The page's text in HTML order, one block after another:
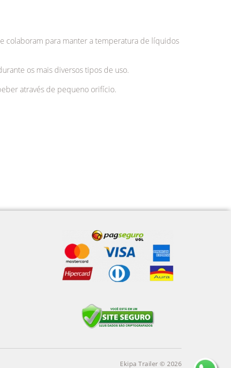
colaboram para manter a temperatura de líquidos
os mais diversos tipos de uso.
através de pequeno orifício.
Ekipa Trailer © 2026